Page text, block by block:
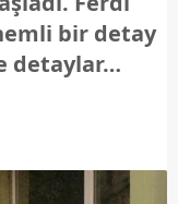
bir detay
detaylar…